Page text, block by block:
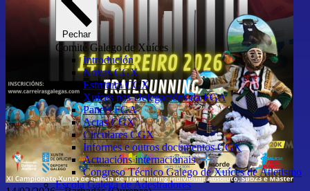
Pechar
Comité Galego de Xuíces
Introdución
Novas CGX
Estrutura CGX
Xuíces nas Delegacións da FGA
Paneis FGA
Actas CGX
Circulares CGX
Informes e outros documentos CGX
Actuacións internacionais
Congreso Técnico Galego de Xuíces de Atletismo
Escola Galega de Adestradores